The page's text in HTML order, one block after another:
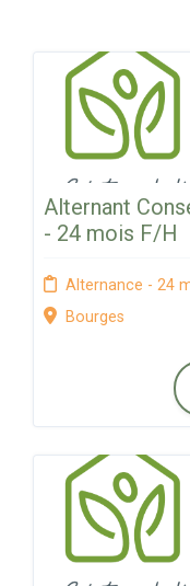
Alternant
- 24 mois F/H
Alternance - 24
Bourges